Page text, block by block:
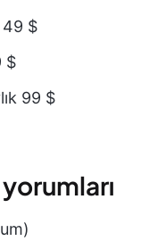
49 $
$
99 $